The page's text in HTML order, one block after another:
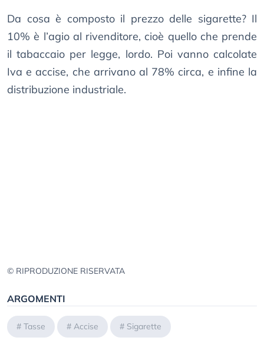
Da cosa è composto il prezzo delle sigarette? Il
10% è l’agio al rivenditore, cioè quello che prende
il tabaccaio per legge, lordo. Poi vanno calcolate
Iva e accise, che arrivano al 78% circa, e infine la
distribuzione industriale.
© RIPRODUZIONE RISERVATA
ARGOMENTI
# Tasse # Accise # Sigarette